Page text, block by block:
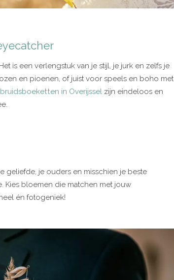
is een verlengstuk van je stijl, je jurk en zelfs je
en pioenen, of juist voor speels en boho met
in Overijsselzijn eindeloos en
geliefde, je ouders en misschien je beste
Kies bloemen die matchen met jouw
én fotogeniek!